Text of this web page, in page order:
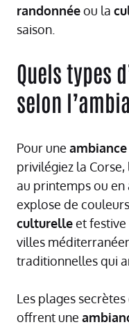
randonnéeou la
saison.
Quels types
selon
Pour une
privilégiez la
au printemps ou en
explose de
culturelleet festive
villes
traditionnelles qui
Les plages
offrent une